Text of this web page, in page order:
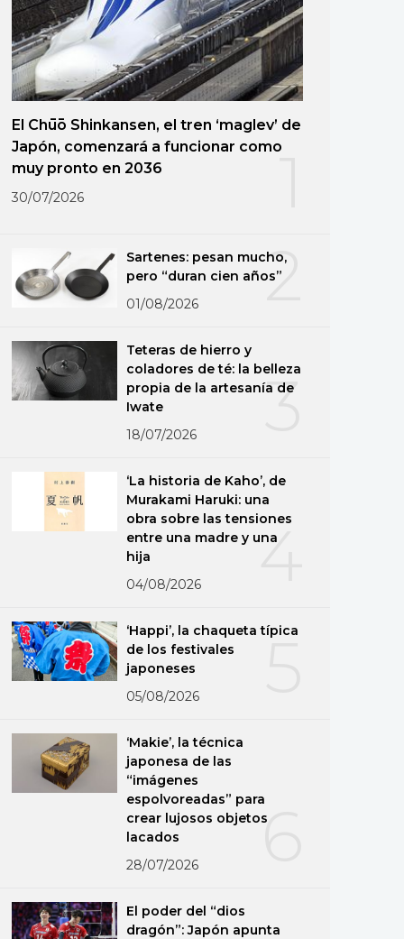
El Chūō Shinkansen, el tren ‘maglev’ de
Japón, comenzará a funcionar como
muy pronto en 2036
30/07/2026
2
Sartenes: pesan mucho,
pero “duran cien años”
01/08/2026
3
Teteras de hierro y
coladores de té: la belleza
propia de la artesanía de
Iwate
18/07/2026
4
‘La historia de Kaho’, de
Murakami Haruki: una
obra sobre las tensiones
entre una madre y una
hija
04/08/2026
5
‘Happi’, la chaqueta típica
de los festivales
japoneses
05/08/2026
6
‘Makie’, la técnica
japonesa de las
“imágenes
espolvoreadas” para
crear lujosos objetos
lacados
28/07/2026
El poder del “dios
dragón”: Japón apunta